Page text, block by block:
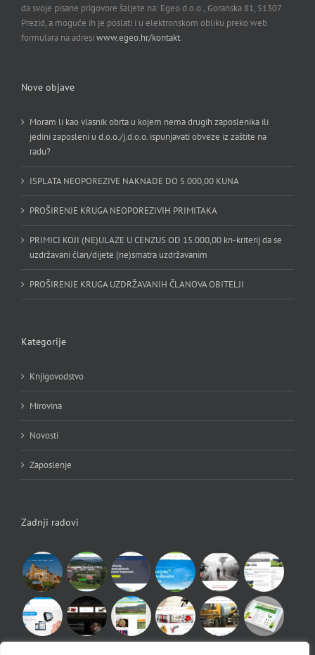
da svoje pisane prigovore šaljete na: Egeo d.o.o., Goranska 81, 51307
Prezid, a moguće ih je poslati i u elektronskom obliku preko web
formulara na adresi www.egeo.hr/kontakt.
Nove objave
Moram li kao vlasnik obrta u kojem nema drugih zaposlenika ili
jedini zaposleni u d.o.o./j.d.o.o. ispunjavati obveze iz zaštite na
radu?
ISPLATA NEOPOREZIVE NAKNADE DO 5.000,00 KUNA
PROŠIRENJE KRUGA NEOPOREZIVIH PRIMITAKA
PRIMICI KOJI (NE)ULAZE U CENZUS OD 15.000,00 kn-kriterij da se
uzdržavani član/dijete (ne)smatra uzdržavanim
PROŠIRENJE KRUGA UZDRŽAVANIH ČLANOVA OBITELJI
Kategorije
Knjigovodstvo
Mirovina
Novosti
Zaposlenje
Zadnji radovi